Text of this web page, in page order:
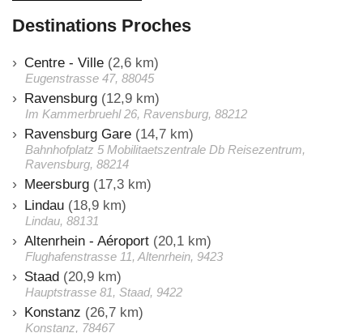
Destinations Proches
Centre - Ville (2,6 km)
Eugenstrasse 47, 88045
Ravensburg (12,9 km)
Im Kammerbruehl 26, Ravensburg, 88212
Ravensburg Gare (14,7 km)
Bahnhofplatz 5 Mobilitaetszentrale Db Reisezentrum,
Ravensburg, 88214
Meersburg (17,3 km)
Lindau (18,9 km)
Lindau, 88131
Altenrhein - Aéroport (20,1 km)
Flughafenstrasse 11, Altenrhein, 9423
Staad (20,9 km)
Hauptstrasse 81, Staad, 9422
Konstanz (26,7 km)
Konstanz, 78467